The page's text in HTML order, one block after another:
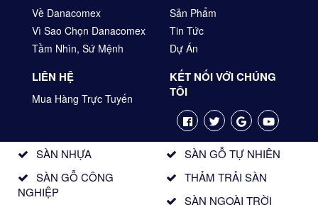
Về Danacomex
Vì Sao Chọn Danacomex
Tầm Nhìn, Sứ Mệnh
LIÊN HỆ
Mua Hàng Trực Tuyến
Sản Phẩm
Tin Tức
Dự Án
KẾT NỐI VỚI CHÚNG
TÔI
SÀN NHỰA
SÀN GỖ TỰ NHIÊN
SÀN GỖ CÔNG
NGHIỆP
THẢM TRẢI SÀN
SÀN NGOÀI TRỜI